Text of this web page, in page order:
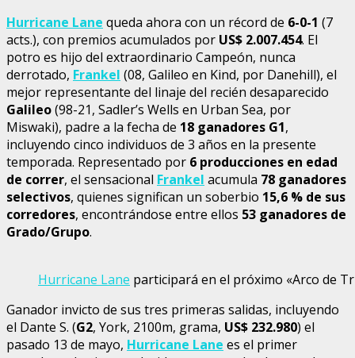
Hurricane Lane queda ahora con un récord de 6-0-1 (7
acts.), con premios acumulados por US$ 2.007.454. El
potro es hijo del extraordinario Campeón, nunca
derrotado, Frankel (08, Galileo en Kind, por Danehill), el
mejor representante del linaje del recién desaparecido
Galileo(98-21, Sadler’s Wells en Urban Sea, por
Miswaki), padre a la fecha de 18 ganadores G1,
incluyendo cinco individuos de 3 años en la presente
temporada. Representado por 6 producciones en edad
de correr, el sensacional Frankel acumula 78 ganadores
selectivos, quienes significan un soberbio 15,6 % de sus
corredores, encontrándose entre ellos 53 ganadores de
Grado/Grupo.
Hurricane Lane participará en el próximo «Arco de
Ganador invicto de sus tres primeras salidas, incluyendo
el Dante S. (G2, York, 2100m, grama, US$ 232.980) el
pasado 13 de mayo, Hurricane Lane es el primer